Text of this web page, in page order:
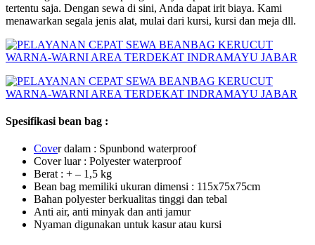
tertentu saja. Dengan sewa di sini, Anda dapat irit biaya. Kami
menawarkan segala jenis alat, mulai dari kursi, kursi dan meja dll.
Spesifikasi bean bag :
Cover dalam : Spunbond waterproof
Cover luar : Polyester waterproof
Berat : + – 1,5 kg
Bean bag memiliki ukuran dimensi : 115x75x75cm
Bahan polyester berkualitas tinggi dan tebal
Anti air, anti minyak dan anti jamur
Nyaman digunakan untuk kasur atau kursi